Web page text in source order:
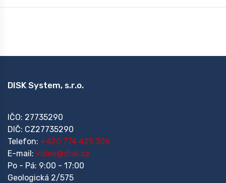
DISK System, s.r.o.
IČO: 27735290
DIČ: CZ27735290
Telefon: +420 774 425 306
E-mail: video@disk.cz
Po - Pá: 9:00 - 17:00
Geologická 2/575